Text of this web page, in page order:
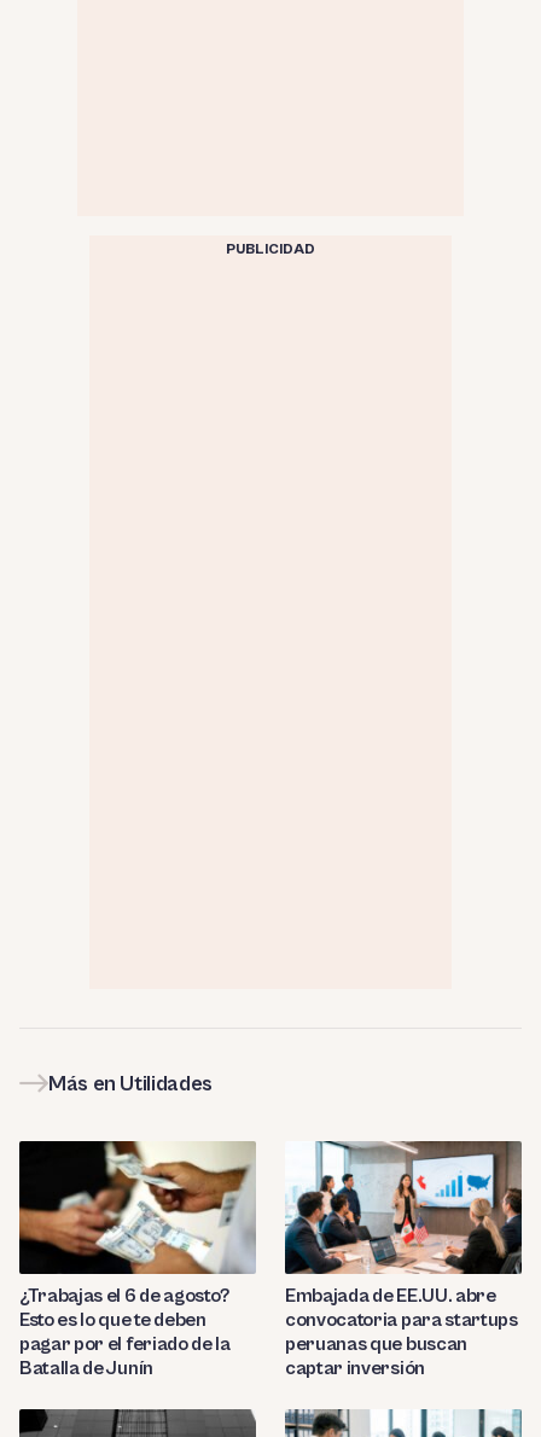
PUBLICIDAD
Más en Utilidades
¿Trabajas el 6 de agosto?
Esto es lo que te deben
pagar por el feriado de la
Batalla de Junín
Embajada de EE.UU. abre
convocatoria para startups
peruanas que buscan
captar inversión